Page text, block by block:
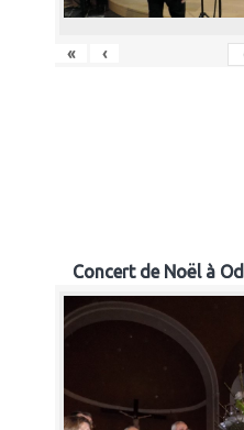
« ‹
Concert de Noël à